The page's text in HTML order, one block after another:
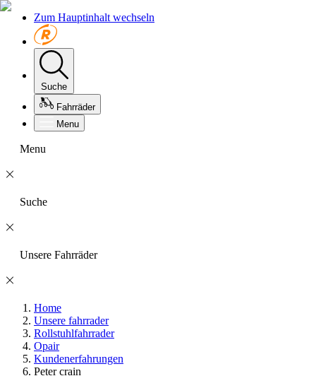
Zum Hauptinhalt wechseln
Suche
Fahrräder
Menu
Menu
Suche
Unsere Fahrräder
Home
Unsere fahrrader
Rollstuhlfahrrader
Opair
Kundenerfahrungen
Peter crain